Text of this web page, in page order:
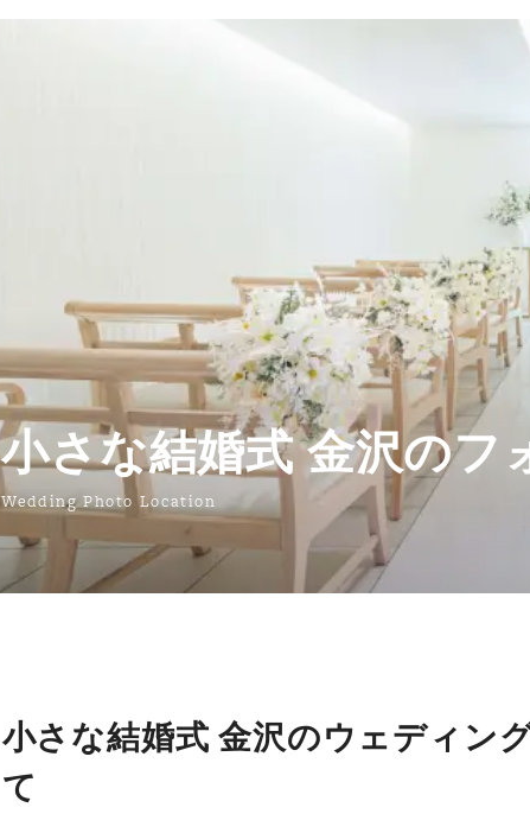
小さな結婚式 金沢のフ
Wedding Photo Location
小さな結婚式 金沢のウェディン
て